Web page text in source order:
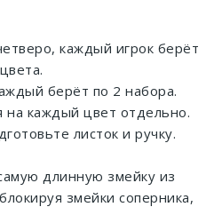
каждый игрок берёт
берёт по 2 набора.
на каждый цвет отдельно.
листок и ручку.
длинную змейку из
змейки соперника,